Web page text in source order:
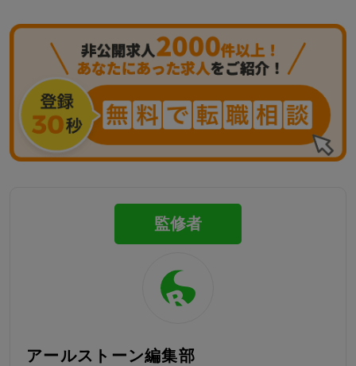
監修者
アールストーン編集部